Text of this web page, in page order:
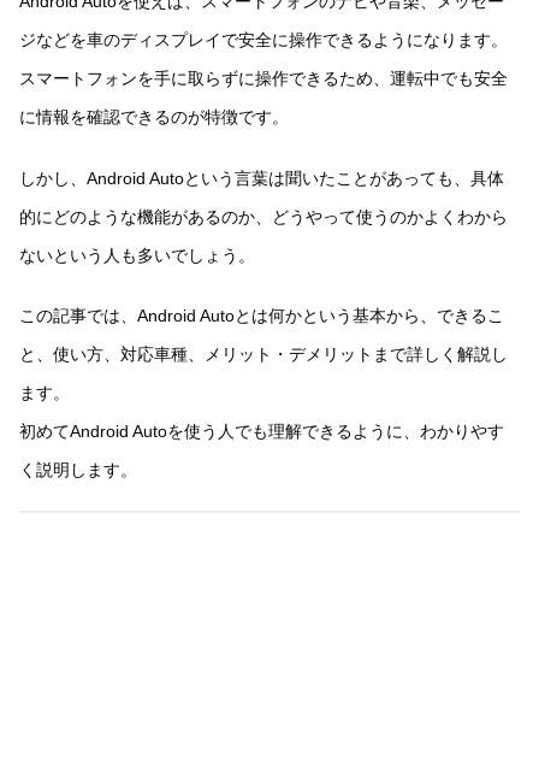
ジなどを車のディスプレイで安全に操作できるようになります。
スマートフォンを手に取らずに操作できるため、運転中でも安全
に情報を確認できるのが特徴です。
しかし、Android Autoという言葉は聞いたことがあっても、具体
的にどのような機能があるのか、どうやって使うのかよくわから
ないという人も多いでしょう。
この記事では、Android Autoとは何かという基本から、できるこ
と、使い方、対応車種、メリット・デメリットまで詳しく解説し
ます。
初めてAndroid Autoを使う人でも理解できるように、わかりやす
く説明します。